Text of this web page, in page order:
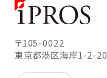
〒105-0022
東京都港区海岸1-2-20